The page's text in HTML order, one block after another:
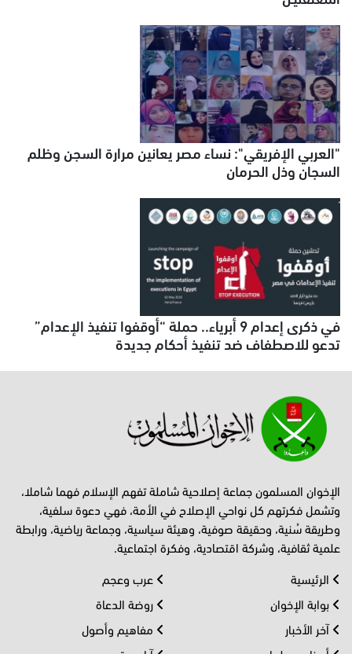
"العربي الإفريقي": نساء مصر يعانين مرارة السجن وظلم
السجان وذل الحرمان
في ذكرى إعدام 9 أبرياء.. حملة “أوقفوا تنفيذ الإعدام”
تدعو للاصطفاف ضد تنفيذ أحكام جديدة
الإخوان المسلمون جماعة إصلاحية شاملة تفهم الإسلام فهما شاملا،
وتشمل فكرتهم كل نواحي الإصلاح في الأمة، فهي دعوة سلفية،
وطريقة سُنية، وحقيقة صوفية، وهيئة سياسية، وجماعة رياضية، ورابطة
علمية ثقافية، وشركة اقتصادية، وفكرة اجتماعية.
الرئيسية
بوابة الإخوان
آخر الأخبار
عرب وعجم
روضة الدعاة
مفاهيم وأصول